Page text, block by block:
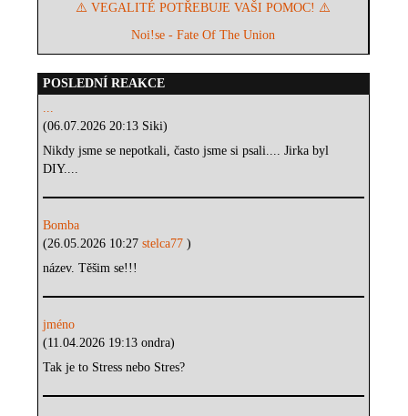
⚠️ VEGALITÉ POTŘEBUJE VAŠI POMOC! ⚠️
Noi!se - Fate Of The Union
POSLEDNÍ REAKCE
...
(06.07.2026 20:13 Siki)
Nikdy jsme se nepotkali, často jsme si psali.... Jirka byl
DIY....
Bomba
(26.05.2026 10:27stelca77)
název. Těšim se!!!
jméno
(11.04.2026 19:13 ondra)
Tak je to Stress nebo Stres?